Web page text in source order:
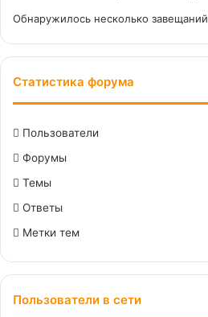
Обнаружилось несколько завещаний
Статистика форума
Пользователи
Форумы
Темы
Ответы
Метки тем
Пользователи в сети